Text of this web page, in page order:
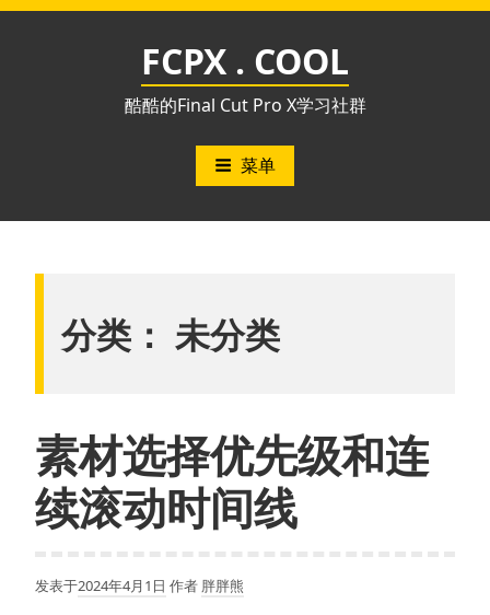
跳
FCPX . COOL
酷酷的Final Cut Pro X学习社群
菜单
分类： 未分类
素材选择优先级和连
续滚动时间线
发表于2024年4月1日 作者 胖胖熊